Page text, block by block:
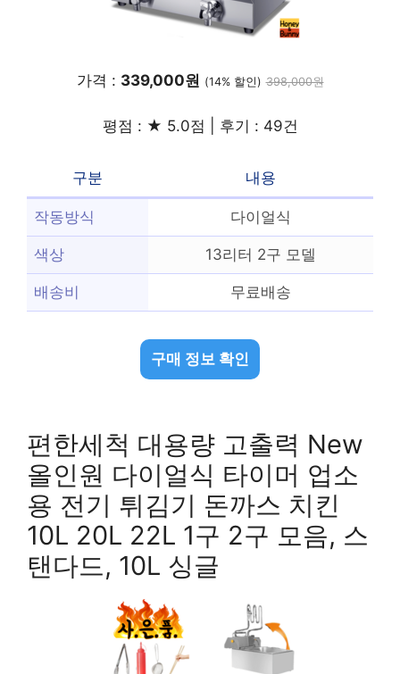
가격 : 339,000원 (14% 할인) 398,000원
평점 : ★ 5.0점 | 후기 : 49건
구분 내용
작동방식 다이얼식
색상 13리터 2구 모델
배송비 무료배송
구매 정보 확인
편한세척 대용량 고출력 New
올인원 다이얼식 타이머 업소
용 전기 튀김기 돈까스 치킨
10L 20L 22L 1구 2구 모음, 스
탠다드, 10L 싱글